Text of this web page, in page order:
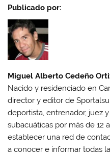
Publicado por:
Miguel Alberto Cedeño
Nacido y residenciado en
director y editor de
deportista, entrenador, juez
subacuáticas por más de 12
establecer una red de
a conocer e informar todas